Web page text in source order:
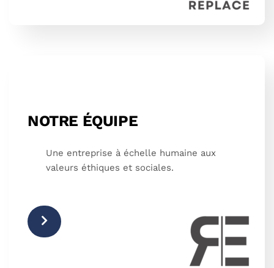
NOTRE ÉQUIPE
Une entreprise à échelle humaine aux
valeurs éthiques et sociales.